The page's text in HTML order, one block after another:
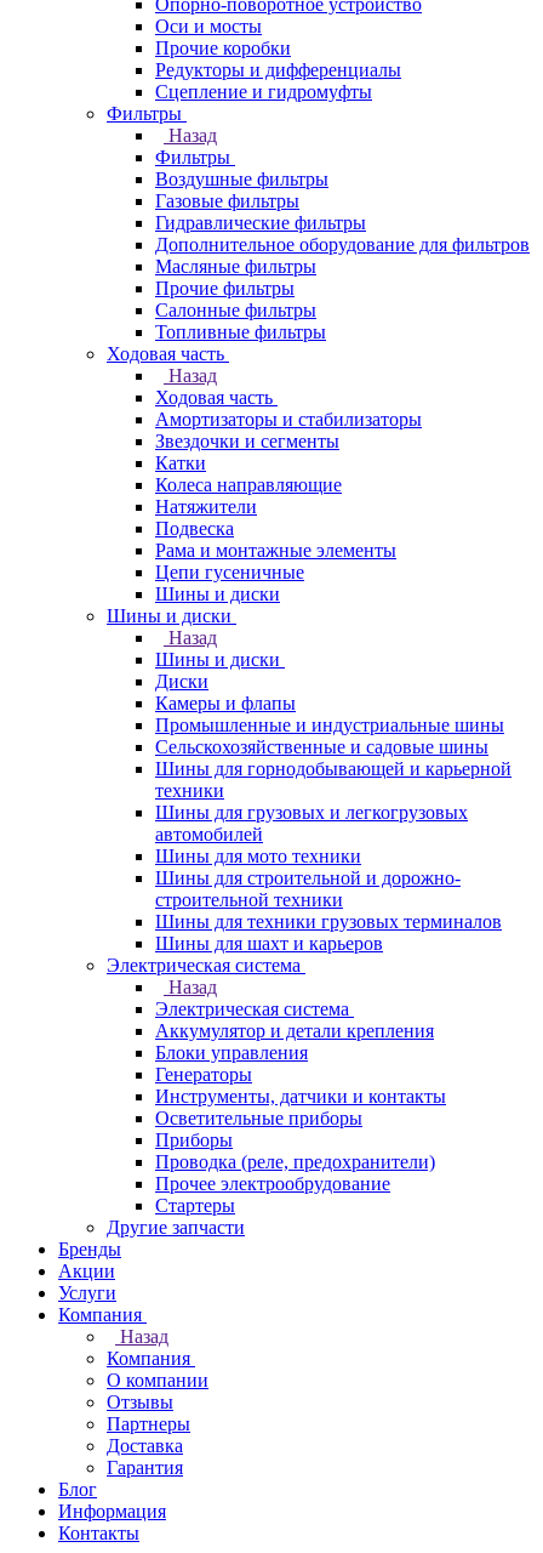
Опорно-поворотное устройство
Оси и мосты
Прочие коробки
Редукторы и дифференциалы
Сцепление и гидромуфты
Фильтры
Назад
Фильтры
Воздушные фильтры
Газовые фильтры
Гидравлические фильтры
Дополнительное оборудование для фильтров
Масляные фильтры
Прочие фильтры
Салонные фильтры
Топливные фильтры
Ходовая часть
Назад
Ходовая часть
Амортизаторы и стабилизаторы
Звездочки и сегменты
Катки
Колеса направляющие
Натяжители
Подвеска
Рама и монтажные элементы
Цепи гусеничные
Шины и диски
Шины и диски
Назад
Шины и диски
Диски
Камеры и флапы
Промышленные и индустриальные шины
Сельскохозяйственные и садовые шины
Шины для горнодобывающей и карьерной
техники
Шины для грузовых и легкогрузовых
автомобилей
Шины для мото техники
Шины для строительной и дорожно-
строительной техники
Шины для техники грузовых терминалов
Шины для шахт и карьеров
Электрическая система
Назад
Электрическая система
Аккумулятор и детали крепления
Блоки управления
Генераторы
Инструменты, датчики и контакты
Осветительные приборы
Приборы
Проводка (реле, предохранители)
Прочее электрообрудование
Стартеры
Другие запчасти
Бренды
Акции
Услуги
Компания
Назад
Компания
О компании
Отзывы
Партнеры
Доставка
Гарантия
Блог
Информация
Контакты